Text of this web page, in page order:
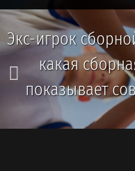
Экс-игрок
какая
показывает